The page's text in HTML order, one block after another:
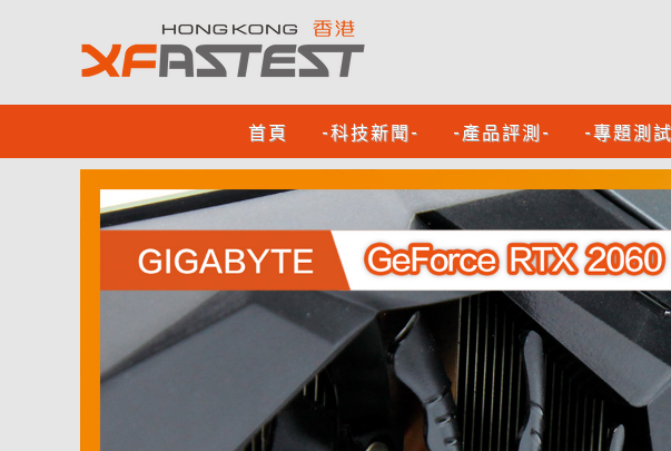
首頁 -科技新聞- -產品評測- -專題測